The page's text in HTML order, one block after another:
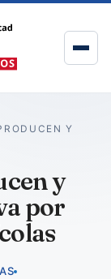
Y
y
por